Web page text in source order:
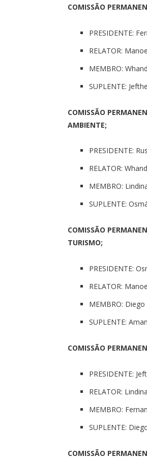
COMISSÃO
PRESIDENTE:
RELATOR:
MEMBRO:
SUPLENTE:
COMISSÃO
AMBIENTE;
PRESIDENTE:
RELATOR:
MEMBRO:
SUPLENTE:
COMISSÃO
TURISMO;
PRESIDENTE:
RELATOR:
MEMBRO:
SUPLENTE:
COMISSÃO
PRESIDENTE:
RELATOR:
MEMBRO:
SUPLENTE:
COMISSÃO